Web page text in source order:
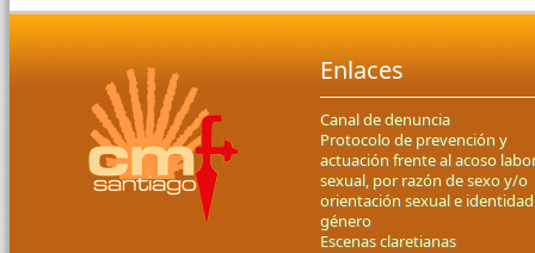
Enlaces
Canal de denuncia
Protocolo de prevención y
actuación frente al acoso
sexual, por razón de sexo y/o
orientación sexual e
género
Escenas claretianas